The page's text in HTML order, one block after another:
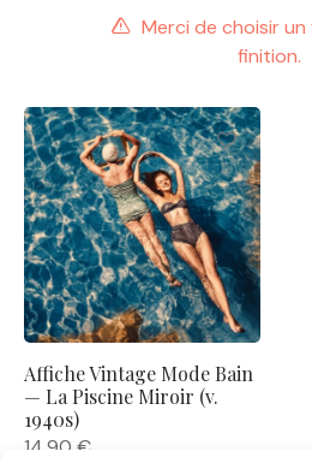
Merci de choisir
finition.
Affiche Vintage Mode Bain
— La Piscine Miroir (v.
1940s)
14,90 €